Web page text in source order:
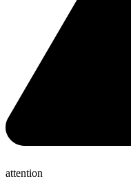
attention